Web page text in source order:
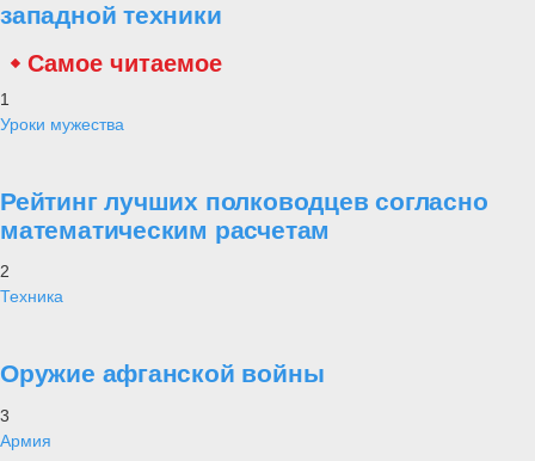
западной техники
Самое читаемое
1
Уроки мужества
Рейтинг лучших полководцев согласно
математическим расчетам
2
Техника
Оружие афганской войны
3
Армия